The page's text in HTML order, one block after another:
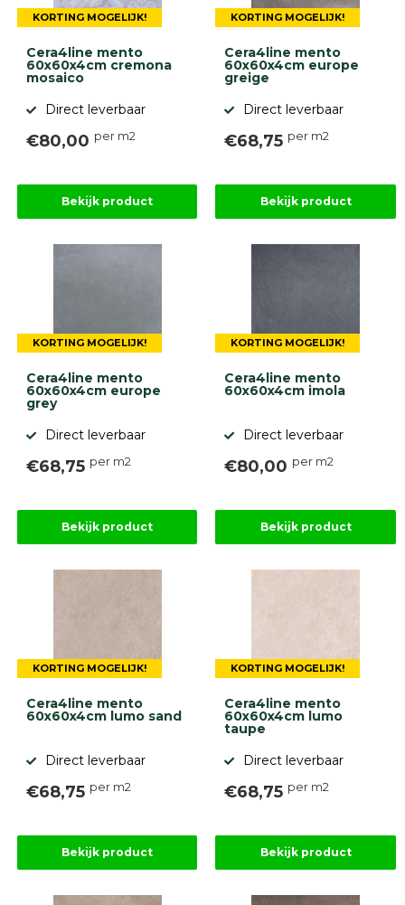
Straatklinkers
Opsluitbanden
Betonbanden
Palissades
Halfverharding
Afwatering
Kunstgras
Compleet
tuinproject
Onlinebestrating.nl
9.1
946
KORTING MOGELIJK!
Cera4line mento
60x60x4cm cremona
mosaico
Direct leverbaar
€80,00 per m2
Bekijk product
KORTING MOGELIJK!
Cera4line mento
60x60x4cm europe
greige
Direct leverbaar
€68,75 per m2
Bekijk product
KORTING MOGELIJK!
Cera4line mento
60x60x4cm europe
grey
Direct leverbaar
€68,75 per m2
Bekijk product
KORTING MOGELIJK!
Cera4line mento
60x60x4cm imola
Direct leverbaar
€80,00 per m2
Bekijk product
KORTING MOGELIJK!
Cera4line mento
60x60x4cm lumo sand
Direct leverbaar
€68,75 per m2
Bekijk product
KORTING MOGELIJK!
Cera4line mento
60x60x4cm lumo
taupe
Direct leverbaar
€68,75 per m2
Bekijk product